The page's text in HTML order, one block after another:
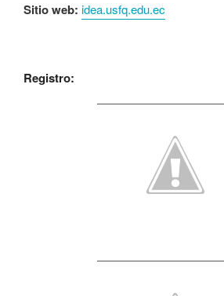
Sitio web: idea.usfq.edu.ec
Registro: